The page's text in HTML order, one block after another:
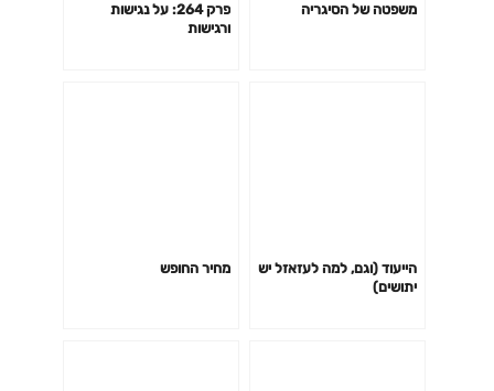
משפטה של הסיגריה
פרק 264: על נגישות
ורגישות
הייעוד (וגם, למה לעזאזל יש
יתושים)
מחיר החופש